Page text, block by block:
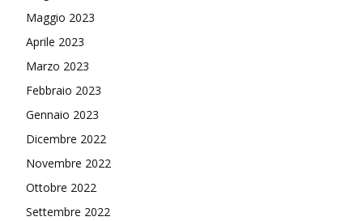
Maggio 2023
Aprile 2023
Marzo 2023
Febbraio 2023
Gennaio 2023
Dicembre 2022
Novembre 2022
Ottobre 2022
Settembre 2022